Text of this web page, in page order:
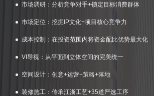
市场调研：分析竞争对手+锁定目标消费群体
市场定位：挖掘IP文化+项目核心竞争力
成本控制：在投资范围内将资金配比优势最大化
VI导视：从平面到立体空间的完美统一
空间设计：创意+运营+策略+落地
装修施工：传承江浙工艺+35道严选工序